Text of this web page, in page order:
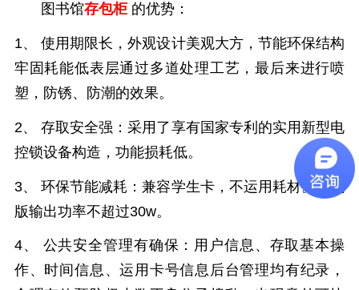
图书馆存包柜 的优势：
1、 使用期限长，外观设计美观大方，节能环保结构
牢固耗能低表层通过多道处理工艺，最后来进行喷
塑，防锈、防潮的效果。
2、 存取安全强：采用了享有国家专利的实用新型电
控锁设备构造，功能损耗低。
3、环保节能减耗：兼容学生卡，不运用耗材。单机
版输出功率不超过30w。
4、 公共安全管理有确保：用户信息、存取基本操
作、时间信息、运用卡号信息后台管理均有纪录，